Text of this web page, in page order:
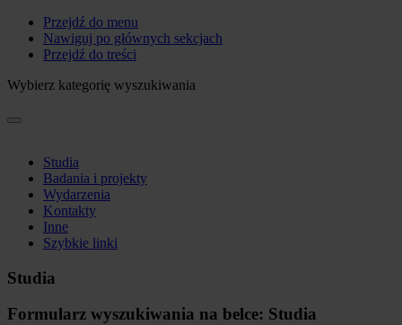
Przejdź do menu
Nawiguj po głównych sekcjach
Przejdź do treści
Wybierz kategorię wyszukiwania
Studia
Badania i projekty
Wydarzenia
Kontakty
Inne
Szybkie linki
Studia
Formularz wyszukiwania na belce: Studia